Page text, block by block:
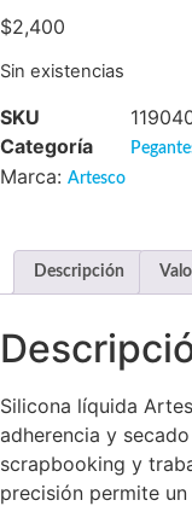
$2,400
Sin existencias
SKU
Categoría
Marca: Artesco
Descripción
Silicona líquida
adherencia y
scrapbooking y
precisión permite